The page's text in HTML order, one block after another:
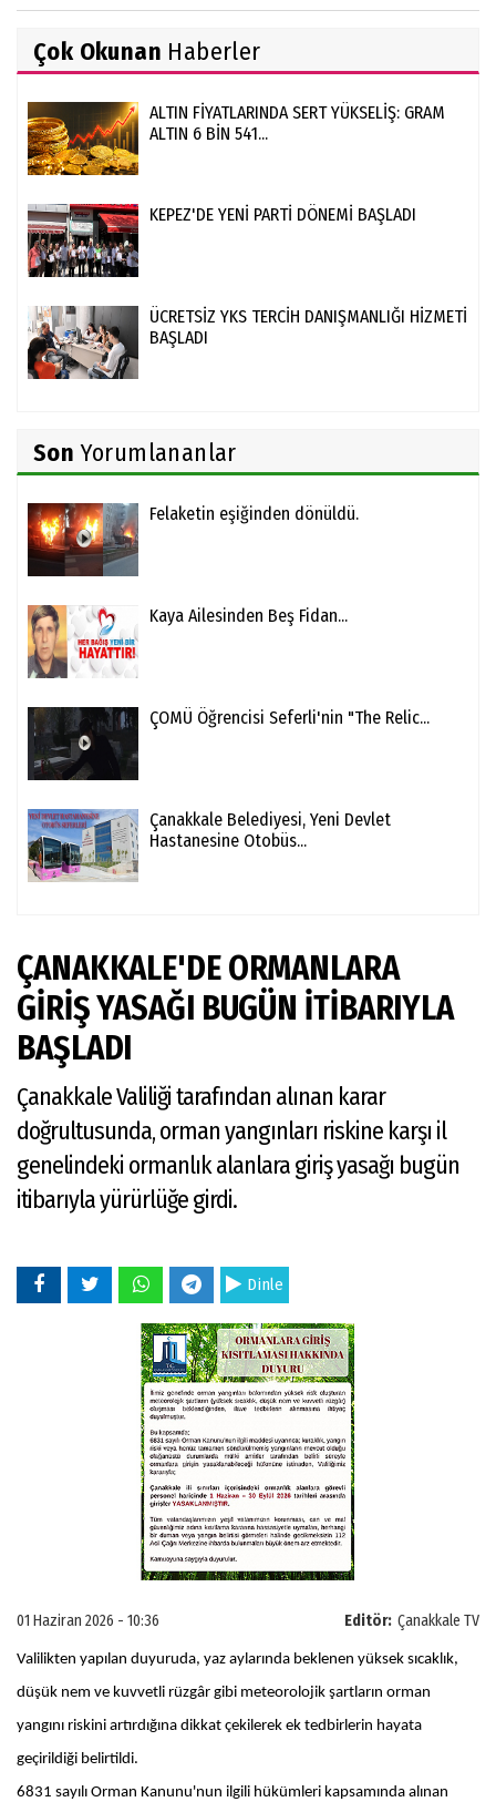
Çok Okunan Haberler
ALTIN FİYATLARINDA SERT YÜKSELİŞ: GRAM
ALTIN 6 BİN 541...
KEPEZ'DE YENİ PARTİ DÖNEMİ BAŞLADI
ÜCRETSİZ YKS TERCİH DANIŞMANLIĞI HİZMETİ
BAŞLADI
Son Yorumlananlar
Felaketin eşiğinden dönüldü.
Kaya Ailesinden Beş Fidan...
ÇOMÜ Öğrencisi Seferli'nin "The Relic...
Çanakkale Belediyesi, Yeni Devlet
Hastanesine Otobüs...
ÇANAKKALE'DE ORMANLARA
GİRİŞ YASAĞI BUGÜN İTİBARIYLA
BAŞLADI
Çanakkale Valiliği tarafından alınan karar
doğrultusunda, orman yangınları riskine karşı il
genelindeki ormanlık alanlara giriş yasağı bugün
itibarıyla yürürlüğe girdi.
Dinle
Editör: Çanakkale TV
01 Haziran 2026 - 10:36
Valilikten yapılan duyuruda, yaz aylarında beklenen yüksek sıcaklık,
düşük nem ve kuvvetli rüzgâr gibi meteorolojik şartların orman
yangını riskini artırdığına dikkat çekilerek ek tedbirlerin hayata
geçirildiği belirtildi.
6831 sayılı Orman Kanunu'nun ilgili hükümleri kapsamında alınan